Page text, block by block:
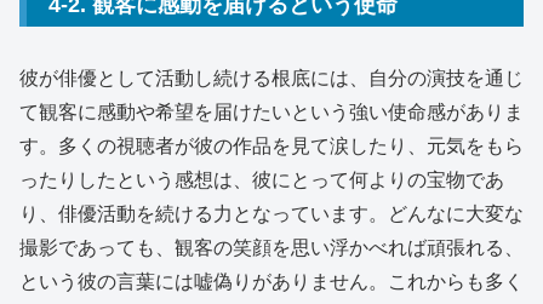
彼が俳優として活動し続ける根底には、自分の演技を通じ
て観客に感動や希望を届けたいという強い使命感がありま
す。多くの視聴者が彼の作品を見て涙したり、元気をもら
ったりしたという感想は、彼にとって何よりの宝物であ
り、俳優活動を続ける力となっています。どんなに大変な
撮影であっても、観客の笑顔を思い浮かべれば頑張れる、
という彼の言葉には嘘偽りがありません。これからも多く